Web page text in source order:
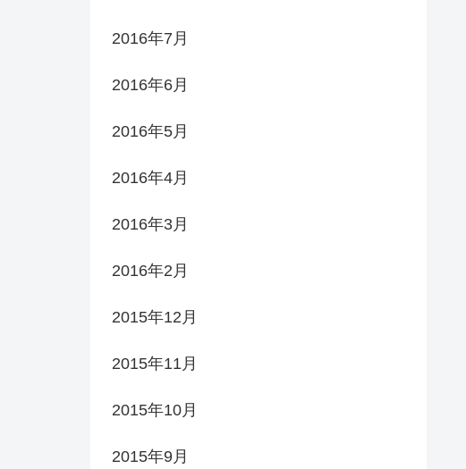
2016年7月
2016年6月
2016年5月
2016年4月
2016年3月
2016年2月
2015年12月
2015年11月
2015年10月
2015年9月